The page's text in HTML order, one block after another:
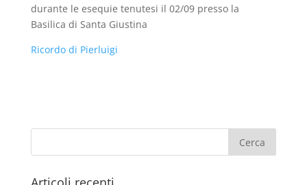
durante le esequie tenutesi il 02/09 presso la
Basilica di Santa Giustina
Ricordo di Pierluigi